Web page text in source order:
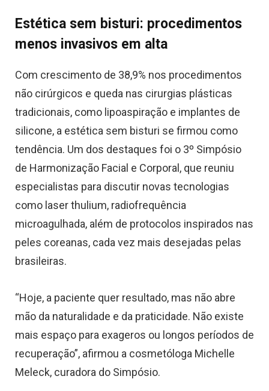
Estética sem bisturi: procedimentos
menos invasivos em alta
Com crescimento de 38,9% nos procedimentos
não cirúrgicos e queda nas cirurgias plásticas
tradicionais, como lipoaspiração e implantes de
silicone, a estética sem bisturi se firmou como
tendência. Um dos destaques foi o 3º Simpósio
de Harmonização Facial e Corporal, que reuniu
especialistas para discutir novas tecnologias
como laser thulium, radiofrequência
microagulhada, além de protocolos inspirados nas
peles coreanas, cada vez mais desejadas pelas
brasileiras.
“Hoje, a paciente quer resultado, mas não abre
mão da naturalidade e da praticidade. Não existe
mais espaço para exageros ou longos períodos de
recuperação”, afirmou a cosmetóloga Michelle
Meleck, curadora do Simpósio.